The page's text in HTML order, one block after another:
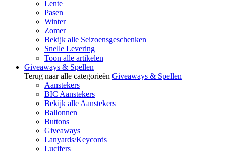
Lente
Pasen
Winter
Zomer
Bekijk alle Seizoensgeschenken
Snelle Levering
Toon alle artikelen
Giveaways & Spellen
Terug naar alle categorieën Giveaways & Spellen
Aanstekers
BIC Aanstekers
Bekijk alle Aanstekers
Ballonnen
Buttons
Giveaways
Lanyards/Keycords
Lucifers